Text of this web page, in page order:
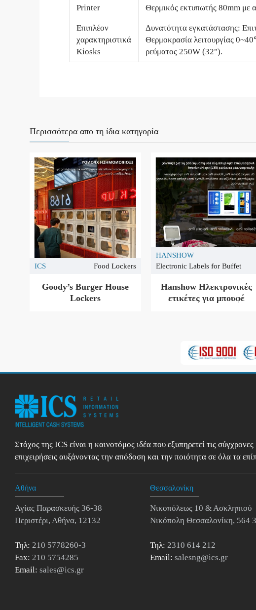
Printer Θερμικός εκτυπωτής 80mm
Επιπλέον
χαρακτηριστικά
Kiosks
Δυνατότητα εγκατάστασης:
Θερμοκρασία λειτουργίας
ρεύματος 250W (32").
Περισσότερα απο τη ίδια κατηγορία
ICS Food Lockers
Goody’s Burger House
Lockers
HANSHOW
Electronic Labels for Buffet
Hanshow Ηλεκτρονικές
ετικέτες για μπουφέ
Στόχος της ICS είναι η καινοτόμος ιδέα που εξυπηρετεί τις σύγχρονες
επιχειρήσεις αυξάνοντας την απόδοση και την ποιότητα σε όλα τα
Αθήνα
Αγίας Παρασκευής 36-38
Περιστέρι, Αθήνα, 12132
Τηλ: 210 5778260-3
Fax: 210 5754285
Email: sales@ics.gr
Θεσσαλονίκη
Νικοπόλεως 10 & Ασκληπιού
Νικόπολη Θεσσαλονίκη, 564
Τηλ: 2310 614 212
Email: salesng@ics.gr